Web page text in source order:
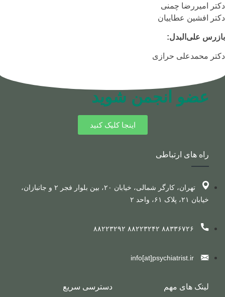
دکتر امیررضا چمنی
دکتر افشین عطاییان
بازرس علی‌البدل:
دکتر محمدعلی حرازی
عضو انجمن شوید
اینجا کلیک کنید
دسترسی سریع لینک های مهم
راه های ارتباطی
تهران، کارگر شمالی، خیابان ۲۰، بین بلوار فجر ۲ و جانبازان،
خیابان ۲۱، پلاک ۶۱، واحد ۲
۸۸۳۳۶۷۲۶ ۸۸۲۲۳۲۴۲ ۸۸۲۲۳۲۹۲
info[at]psychiatrist.ir